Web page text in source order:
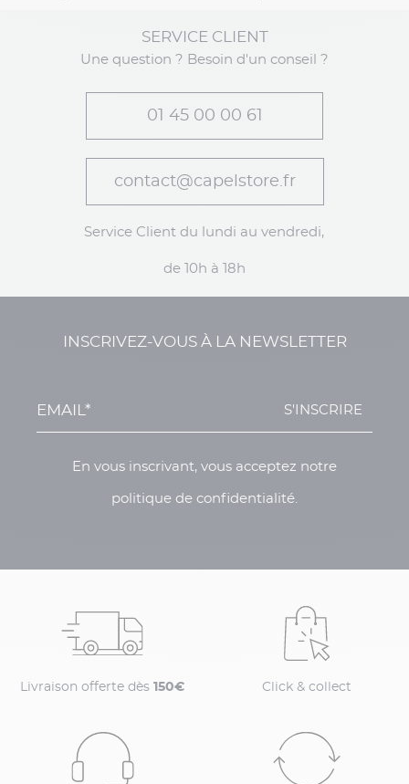
SERVICE CLIENT
Une question ? Besoin d'un conseil ?
01 45 00 00 61
contact@capelstore.fr
Service Client du lundi au vendredi,
de 10h à 18h
INSCRIVEZ-VOUS À LA NEWSLETTER
S'INSCRIRE
En vous inscrivant, vous acceptez notre
politique de confidentialité.
Livraison offerte dès 150€ Click & collect